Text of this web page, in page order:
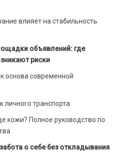
влияет на стабильность
объявлений: где
риски
основа современной
личного транспорта
кожи? Полное руководство по
о себе без откладывания